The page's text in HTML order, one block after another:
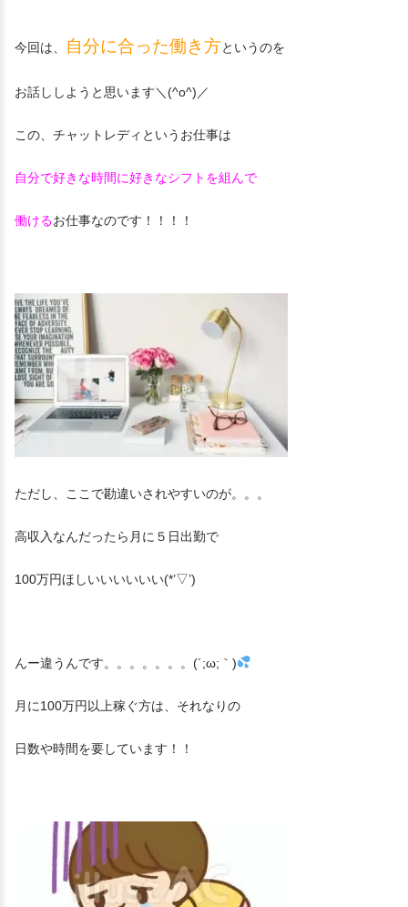
今回は、 自分に合った働き方というのを
お話ししようと思います＼(^o^)／
この、チャットレディというお仕事は
自分で好きな時間に好きなシフトを組んで
働けるお仕事なのです！！！！
ただし、ここで勘違いされやすいのが。。。
高収入なんだったら月に５日出勤で
100万円ほしいいいいいい(*’▽’)
んー違うんです。。。。。。。(´;ω;｀)
月に100万円以上稼ぐ方は、それなりの
日数や時間を要しています！！